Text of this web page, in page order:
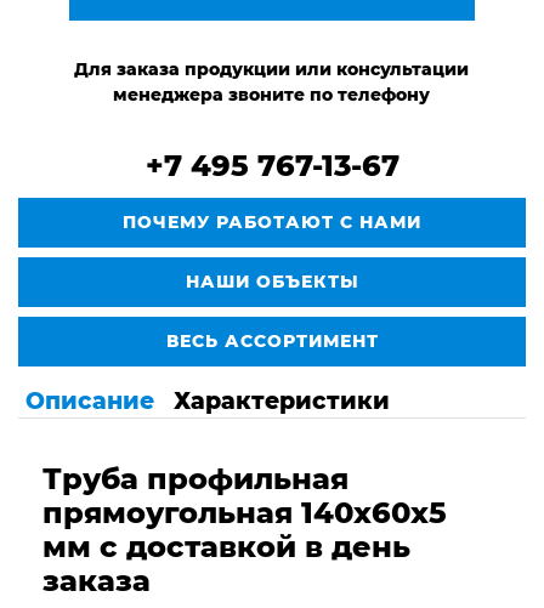
Для заказа продукции или консультации
менеджера звоните по телефону
+7 495 767-13-67
ПОЧЕМУ РАБОТАЮТ С НАМИ
НАШИ ОБЪЕКТЫ
ВЕСЬ АССОРТИМЕНТ
Описание Характеристики
Труба профильная
прямоугольная 140х60х5
мм с доставкой в день
заказа